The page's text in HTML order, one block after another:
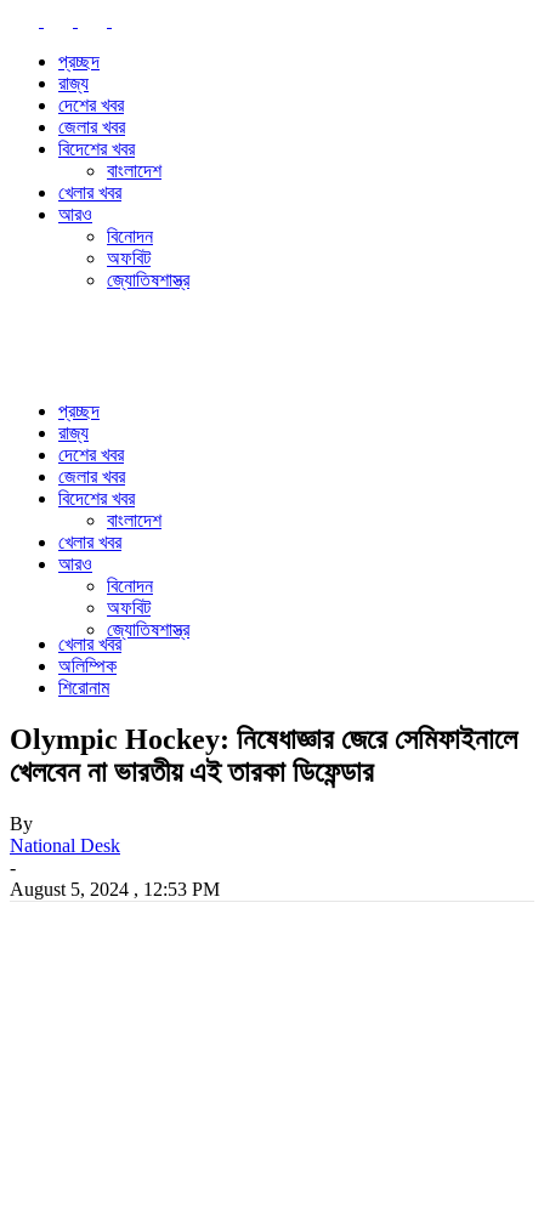
প্রচ্ছদ
রাজ্য
দেশের খবর
জেলার খবর
বিদেশের খবর
বাংলাদেশ
খেলার খবর
আরও
বিনোদন
অফবিট
জ্যোতিষশাস্ত্র
প্রচ্ছদ
রাজ্য
দেশের খবর
জেলার খবর
বিদেশের খবর
বাংলাদেশ
খেলার খবর
আরও
বিনোদন
অফবিট
জ্যোতিষশাস্ত্র
খেলার খবর
অলিম্পিক
শিরোনাম
Olympic Hockey: নিষেধাজ্ঞার জেরে সেমিফাইনালে
খেলবেন না ভারতীয় এই তারকা ডিফেন্ডার
By
National Desk
-
August 5, 2024 , 12:53 PM